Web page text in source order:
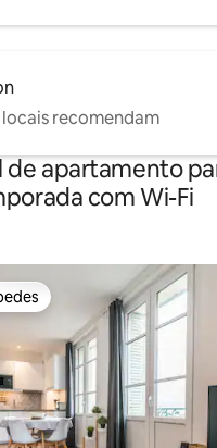
recomendam
de apartamento
com Wi-Fi